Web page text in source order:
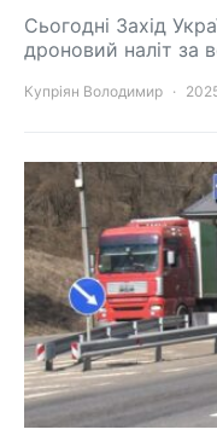
Сьогодні Захід
дроновий наліт за
Купріян Володимир